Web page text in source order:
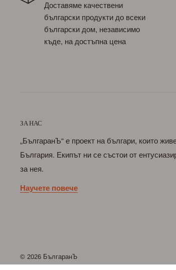
Доставяме качествени
български продукти до всеки
български дом, независимо
къде, на достъпна цена
ЗА НАС
„БългаранЪ“ е проект на българи, които
България. Екипът ни се състои от
за нея.
Научете повече
© 2026 БългаранЪ